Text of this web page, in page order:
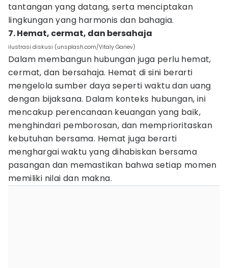
tantangan yang datang, serta menciptakan
lingkungan yang harmonis dan bahagia.
7. Hemat, cermat, dan bersahaja
ilustrasi diskusi (unsplash.com/Vitaly Gariev)
Dalam membangun hubungan juga perlu hemat,
cermat, dan bersahaja. Hemat di sini berarti
mengelola sumber daya seperti waktu dan uang
dengan bijaksana. Dalam konteks hubungan, ini
mencakup perencanaan keuangan yang baik,
menghindari pemborosan, dan memprioritaskan
kebutuhan bersama. Hemat juga berarti
menghargai waktu yang dihabiskan bersama
pasangan dan memastikan bahwa setiap momen
memiliki nilai dan makna.